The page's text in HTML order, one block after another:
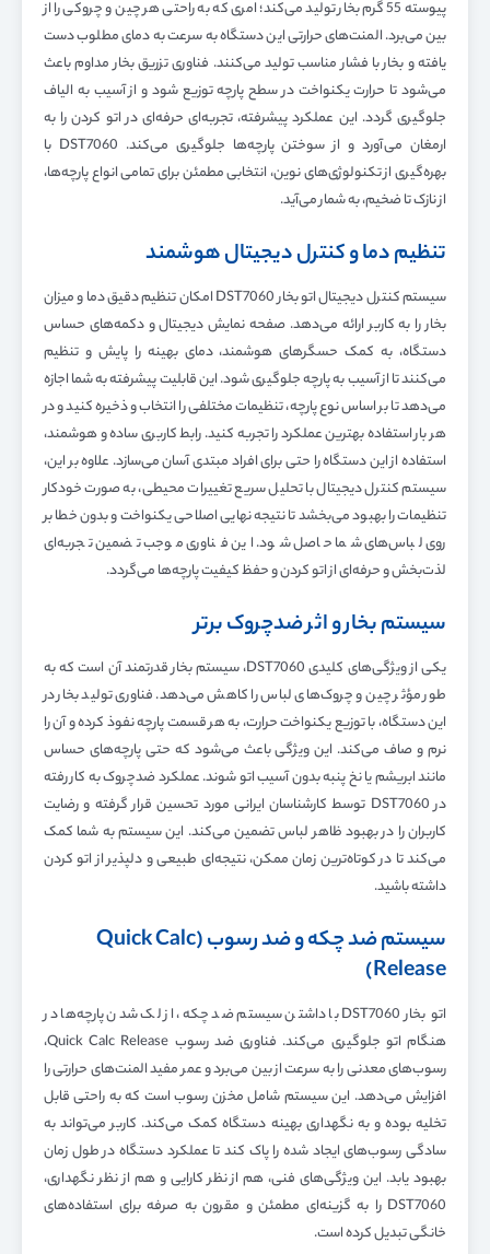
پیوسته 55 گرم بخار تولید می‌کند؛ امری که به راحتی هر چین و چروکی را از
بین می‌برد. المنت‌های حرارتی این دستگاه به سرعت به دمای مطلوب دست
یافته و بخار با فشار مناسب تولید می‌کنند. فناوری تزریق بخار مداوم باعث
می‌شود تا حرارت یکنواخت در سطح پارچه توزیع شود و از آسیب به الیاف
جلوگیری گردد. این عملکرد پیشرفته، تجربه‌ای حرفه‌ای در اتو کردن را به
ارمغان می‌آورد و از سوختن پارچه‌ها جلوگیری می‌کند. DST7060 با
بهره‌گیری از تکنولوژی‌های نوین، انتخابی مطمئن برای تمامی انواع پارچه‌ها،
از نازک تا ضخیم، به شمار می‌آید.
تنظیم دما و کنترل دیجیتال هوشمند
سیستم کنترل دیجیتال اتو بخار DST7060 امکان تنظیم دقیق دما و میزان
بخار را به کاربر ارائه می‌دهد. صفحه نمایش دیجیتال و دکمه‌های حساس
دستگاه، به کمک حسگرهای هوشمند، دمای بهینه را پایش و تنظیم
می‌کنند تا از آسیب به پارچه جلوگیری شود. این قابلیت پیشرفته به شما اجازه
می‌دهد تا بر اساس نوع پارچه، تنظیمات مختلفی را انتخاب و ذخیره کنید و در
هر بار استفاده بهترین عملکرد را تجربه کنید. رابط کاربری ساده و هوشمند،
استفاده از این دستگاه را حتی برای افراد مبتدی آسان می‌سازد. علاوه بر این،
سیستم کنترل دیجیتال با تحلیل سریع تغییرات محیطی، به صورت خودکار
تنظیمات را بهبود می‌بخشد تا نتیجه نهایی اصلاحی یکنواخت و بدون خطا بر
روی لباس‌های شما حاصل شود. این فناوری موجب تضمین تجربه‌ای
لذت‌بخش و حرفه‌ای از اتو کردن و حفظ کیفیت پارچه‌ها می‌گردد.
سیستم بخار و اثر ضدچروک برتر
یکی از ویژگی‌های کلیدی DST7060، سیستم بخار قدرتمند آن است که به
طور مؤثر چین و چروک‌های لباس را کاهش می‌دهد. فناوری تولید بخار در
این دستگاه، با توزیع یکنواخت حرارت، به هر قسمت پارچه نفوذ کرده و آن را
نرم و صاف می‌کند. این ویژگی باعث می‌شود که حتی پارچه‌های حساس
مانند ابریشم یا نخ پنبه بدون آسیب اتو شوند. عملکرد ضدچروک به کار رفته
در DST7060 توسط کارشناسان ایرانی مورد تحسین قرار گرفته و رضایت
کاربران را در بهبود ظاهر لباس تضمین می‌کند. این سیستم به شما کمک
می‌کند تا در کوتاه‌ترین زمان ممکن، نتیجه‌ای طبیعی و دلپذیر از اتو کردن
داشته باشید.
سیستم ضد چکه و ضد رسوب (Quick Calc
Release)
اتو بخار DST7060 با داشتن سیستم ضد چکه، از لک شدن پارچه‌ها در
هنگام اتو جلوگیری می‌کند. فناوری ضد رسوب Quick Calc Release،
رسوب‌های معدنی را به سرعت از بین می‌برد و عمر مفید المنت‌های حرارتی را
افزایش می‌دهد. این سیستم شامل مخزن رسوب است که به راحتی قابل
تخلیه بوده و به نگهداری بهینه دستگاه کمک می‌کند. کاربر می‌تواند به
سادگی رسوب‌های ایجاد شده را پاک کند تا عملکرد دستگاه در طول زمان
بهبود یابد. این ویژگی‌های فنی، هم از نظر کارایی و هم از نظر نگهداری،
DST7060 را به گزینه‌ای مطمئن و مقرون به صرفه برای استفاده‌های
خانگی تبدیل کرده است.